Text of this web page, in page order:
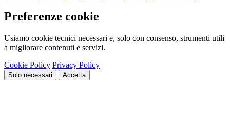
Preferenze cookie
Usiamo cookie tecnici necessari e, solo con consenso, strumenti utili
a migliorare contenuti e servizi.
Cookie Policy Privacy Policy
Solo necessari Accetta